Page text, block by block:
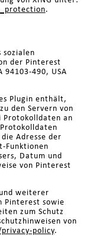
.
sozialen
der Pinterest
94103-490, USA
Plugin enthält,
den Servern von
Protokolldaten an
Adresse der
Funktionen
Datum und
von Pinterest
weiterer
Pinterest sowie
zum Schutz
von
policy.